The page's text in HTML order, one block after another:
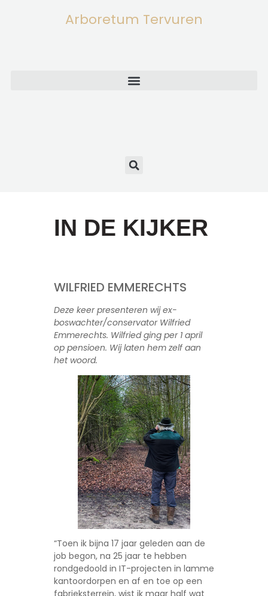
Arboretum Tervuren
IN DE KIJKER
WILFRIED EMMERECHTS
Deze keer presenteren wij ex-
boswachter/conservator Wilfried
Emmerechts. Wilfried ging per 1 april
op pensioen. Wij laten hem zelf aan
het woord.
“Toen ik bijna 17 jaar geleden aan de
job begon, na 25 jaar te hebben
rondgedoold in IT-projecten in lamme
kantoordorpen en af en toe op een